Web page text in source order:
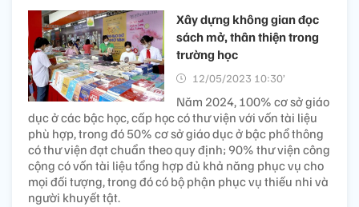
Xây dựng không gian đọc
sách mở, thân thiện trong
trường học
12/05/2023 10:30’
Năm 2024, 100% cơ sở giáo
dục ở các bậc học, cấp học có thư viện với vốn tài liệu
phù hợp, trong đó 50% cơ sở giáo dục ở bậc phổ thông
có thư viện đạt chuẩn theo quy định; 90% thư viện công
cộng có vốn tài liệu tổng hợp đủ khả năng phục vụ cho
mọi đối tượng, trong đó có bộ phận phục vụ thiếu nhi và
người khuyết tật.